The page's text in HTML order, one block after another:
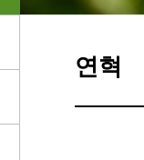
연혁